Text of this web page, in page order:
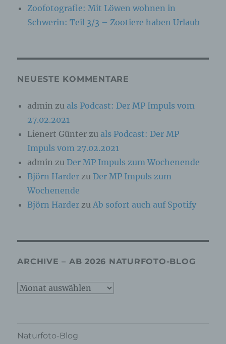
Zoofotografie: Mit Löwen wohnen in
Schwerin: Teil 3/3 – Zootiere haben Urlaub
NEUESTE KOMMENTARE
admin zu als Podcast: Der MP Impuls vom
27.02.2021
Lienert Günter zu als Podcast: Der MP
Impuls vom 27.02.2021
admin zu Der MP Impuls zum Wochenende
Björn Harder zu Der MP Impuls zum
Wochenende
Björn Harder zu Ab sofort auch auf Spotify
ARCHIVE – AB 2026 NATURFOTO-BLOG
Archive
Naturfoto-Blog
b) betroffene Person
identifizierbare natürliche Person, deren
Verarbeitung Verantwortlichen verarbeitet
c) Verarbeitung
automatisierter Verfahren ausgeführte Vorgang
oder jede solche Vorgangsreihe im
Zusammenhang mit personenbezogenen Daten
wie das Erheben, das Erfassen, die
Organisation, das Ordnen, die Speicherung, die
Anpassung oder Veränderung, das Auslesen,
das Abfragen, die Verwendung, die Offenlegung
Löschen oder die Vernichtung.